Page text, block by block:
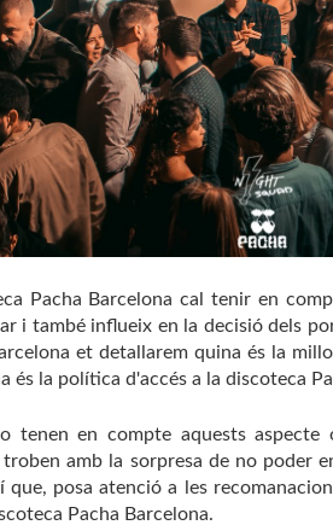
Pacha Barcelona cal tenir en
i també influeix en la decisió dels
et detallarem quina és la
és la política d'accés a la discoteca
tenen en compte aquests
amb la sorpresa de no poder
que, posa atenció a les
Pacha Barcelona.